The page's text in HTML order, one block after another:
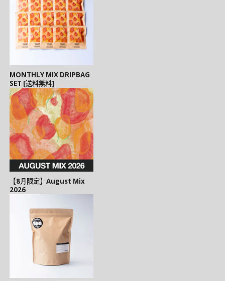
MONTHLY MIX DRIPBAG
SET [送料無料]
【8月限定】August Mix
2026